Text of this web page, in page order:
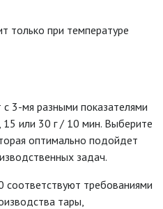
только при температуре
3-мя разными показателями
15 или 30 г / 10 мин. Выберите
оптимально подойдет
задач.
требованиями
тары,